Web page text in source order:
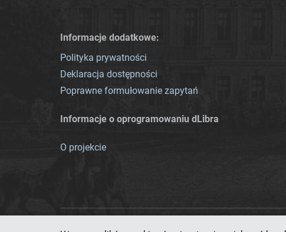
Informacje dodatkowe:
Polityka prywatności
Deklaracja dostępności
Poprawne formułowanie zapytań
Informacje o oprogramowaniu dLibra
O projekcie